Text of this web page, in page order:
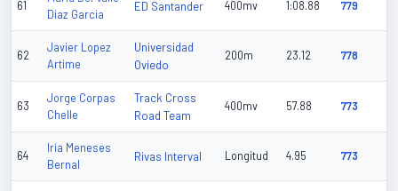
61
Diaz Garcia
ED Santander 400mv 1:08.88 779
62
Javier Lopez
Artime
Universidad
Oviedo
200m 23.12 778
63
Jorge Corpas
Chelle
Track Cross
Road Team
400mv 57.88 773
64
Iria Meneses
Bernal
Rivas Interval Longitud 4.95 773